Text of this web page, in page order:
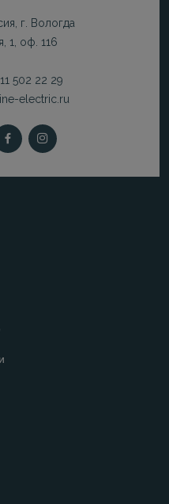
г. Вологда
1, оф. 116
502 22 29
electric.ru